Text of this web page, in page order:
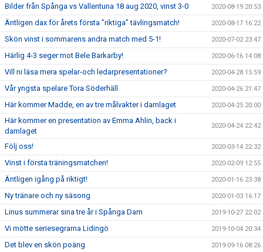
Bilder från Spånga vs Vallentuna 18 aug 2020, vinst 3-0 2020-08-19 20:53
Äntligen dax för årets första ”riktiga” tävlingsmatch! 2020-08-17 16:22
Skön vinst i sommarens andra match med 5-1! 2020-07-02 23:47
Härlig 4-3 seger mot Bele Barkarby! 2020-06-16 14:08
Vill ni läsa mera spelar-och ledarpresentationer? 2020-04-28 15:59
Vår yngsta spelare Tora Söderhäll 2020-04-26 21:47
Här kommer Madde, en av tre målvakter i damlaget 2020-04-25 20:00
Här kommer en presentation av Emma Ahlin, back i
damlaget
2020-04-24 22:42
Följ oss! 2020-03-14 22:32
Vinst i första träningsmatchen! 2020-02-09 12:55
Äntligen igång på riktigt! 2020-01-16 23:38
Ny tränare och ny säsong 2020-01-03 16:17
Linus summerar sina tre år i Spånga Dam 2019-10-27 22:02
Vi mötte seriesegrarna Lidingö 2019-10-04 20:34
Det blev en skön poäng 2019-09-16 08:26